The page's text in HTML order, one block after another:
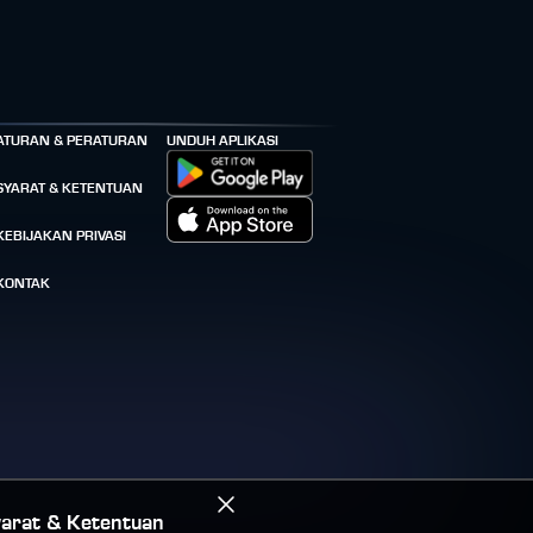
& Ketentuan
& PERATURAN
& KETENTUAN
PRIVASI
UNDUH APLIKASI